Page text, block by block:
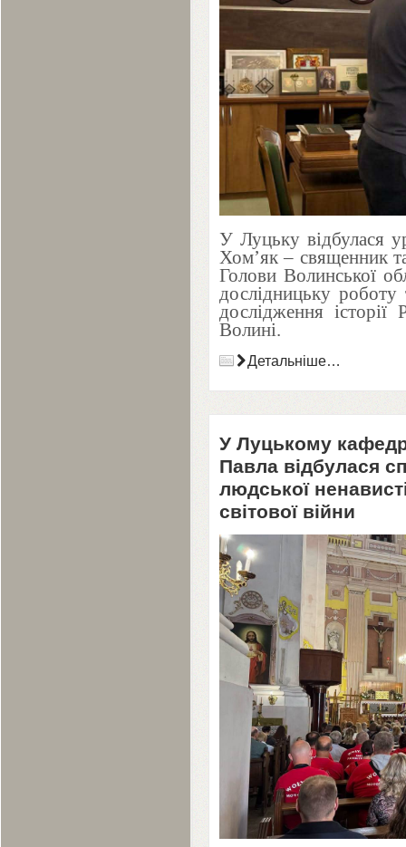
У Луцьку відбулася
Хом’як – священник
Голови Волинської
дослідницьку
дослідження
Волині.
Детальніше…
У Луцькому
Павла відбулася
людської
світової війни